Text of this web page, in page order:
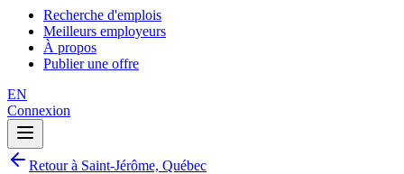
Recherche d'emplois
Meilleurs employeurs
À propos
Publier une offre
EN
Connexion
Retour à Saint-Jérôme, Québec